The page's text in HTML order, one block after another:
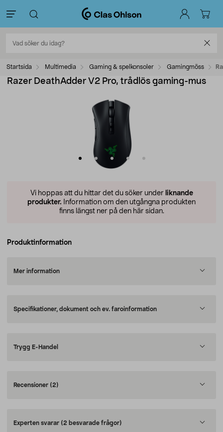
Startsida Multimedia Gaming & spelkonsoler Gamingmöss
Razer DeathAdder V2 Pro, trådlös gaming-mus
Vi hoppas att du hittar det du söker under liknande
produkter. Information om den utgångna produkten
finns längst ner på den här sidan.
Produktinformation
Mer information
Specifikationer, dokument och ev. faroinformation
Trygg E-Handel
Recensioner (2)
Experten svarar (2 besvarade frågor)